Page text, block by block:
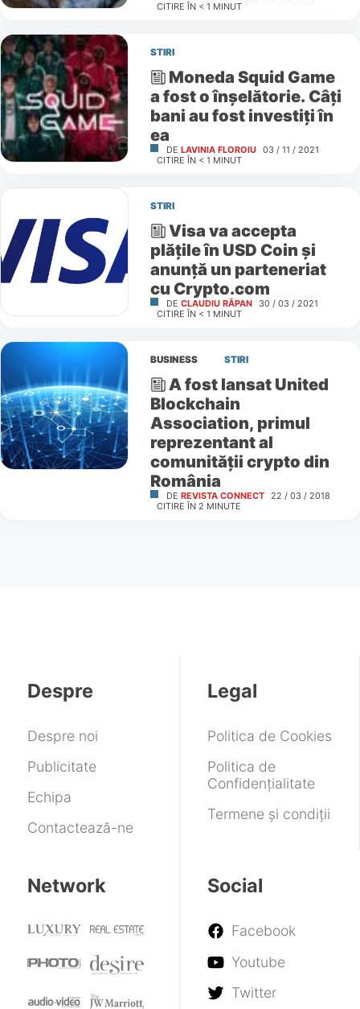
CITIRE ÎN < 1 MINUT
STIRI
Moneda Squid Game
a fost o înșelătorie. Câți
bani au fost investiți în
ea
DE LAVINIA FLOROIU 03 / 11 / 2021
CITIRE ÎN < 1 MINUT
STIRI
Visa va accepta
plățile în USD Coin și
anunță un parteneriat
cu Crypto.com
DE CLAUDIU RÂPAN
30 / 03 / 2021
CITIRE ÎN < 1 MINUT
BUSINESS STIRI
A fost lansat United
Blockchain
Association, primul
reprezentant al
comunităţii crypto din
România
DE REVISTA CONNECT 22 / 03 / 2018
CITIRE ÎN 2 MINUTE
Despre
Despre noi
Publicitate
Echipa
Contactează-ne
Legal
Politica de Cookies
Politica de
Confidențialitate
Termene și condiții
Network Social
Facebook
Youtube
Twitter